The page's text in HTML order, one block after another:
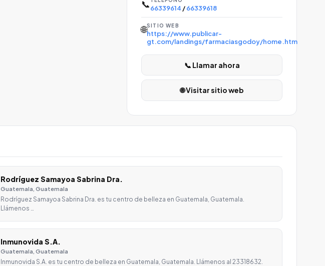
📞66339614 /66339618
🌐SITIO WEB
https://www.publicar-
gt.com/landings/farmaciasgodoy/home.htm
📞 Llamar ahora
🌐 Visitar sitio web
Rodríguez Samayoa Sabrina Dra.
Guatemala, Guatemala
Rodríguez Samayoa Sabrina Dra. es tu centro de belleza en Guatemala, Guatemala.
Llámenos …
Inmunovida S.A.
Guatemala, Guatemala
Inmunovida S.A. es tu centro de belleza en Guatemala, Guatemala. Llámenos al 23318632.